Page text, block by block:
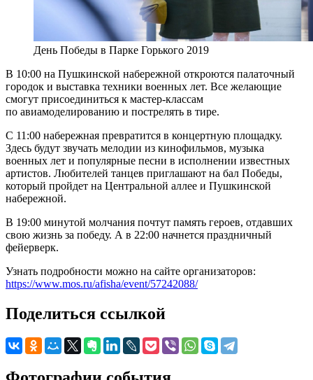
День Победы в Парке Горького 2019
В 10:00 на Пушкинской набережной откроются палаточный
городок и выставка техники военных лет. Все желающие
смогут присоединиться к мастер-классам
по авиамоделированию и пострелять в тире.
С 11:00 набережная превратится в концертную площадку.
Здесь будут звучать мелодии из кинофильмов, музыка
военных лет и популярные песни в исполнении известных
артистов. Любителей танцев приглашают на бал Победы,
который пройдет на Центральной аллее и Пушкинской
набережной.
В 19:00 минутой молчания почтут память героев, отдавших
свою жизнь за победу. А в 22:00 начнется праздничный
фейерверк.
Узнать подробности можно на сайте организаторов:
https://www.mos.ru/afisha/event/57242088/
Поделиться ссылкой